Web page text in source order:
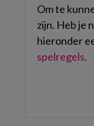
Om te
zijn. Heb je
hieronder
spelregels.